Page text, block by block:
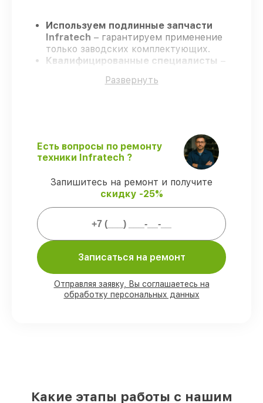
Используем подлинные запчасти
Infratech – гарантируем применение
только заводских комплектующих.
Квалифицированные специалисты –
обеспечивает надёжную работу
Гарантийное сопровождение – все
ремонтные услуги и комплектующие
защищены сервисной гарантией.
Мы гарантируем:
работ закрываем с возможностью
личного присутствия владельца
запчастей Infratech готовы к
остальные поступают оперативно
Оригинальные комплектующие
Развернуть
Есть вопросы по ремонту
техники Infratech ?
Запишитесь на ремонт и получите
скидку -25%
Записаться на ремонт
Отправляя заявку, Вы соглашаетесь на
обработку персональных данных
Какие этапы работы с нашим